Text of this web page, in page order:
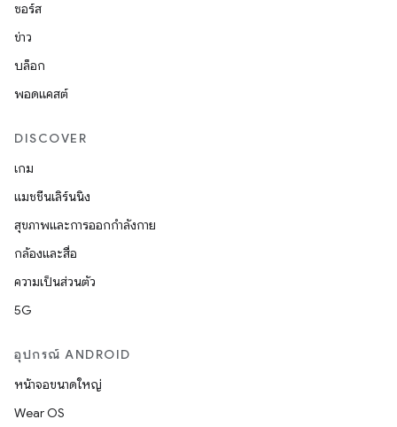
ซอร์ส
ข่าว
บล็อก
พอดแคสต์
DISCOVER
เกม
แมชชีนเลิร์นนิง
สุขภาพและการออกกำลังกาย
กล้องและสื่อ
ความเป็นส่วนตัว
5G
อุปกรณ์ ANDROID
หน้าจอขนาดใหญ่
Wear OS